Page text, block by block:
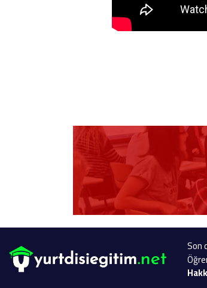
Son